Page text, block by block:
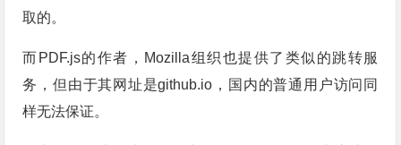
取的。
而PDF.js的作者，Mozilla组织也提供了类似的跳转服
务，但由于其网址是github.io，国内的普通用户访问同
样无法保证。